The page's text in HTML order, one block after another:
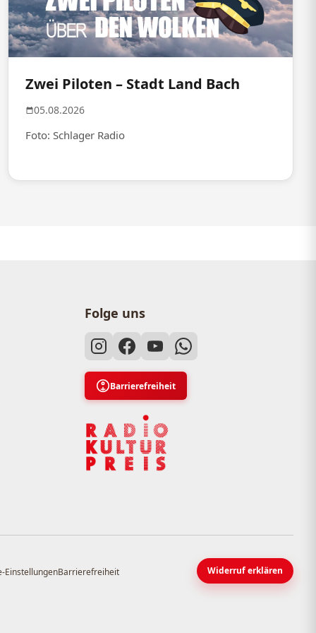
Zwei Piloten – Stadt Land Bach
05.08.2026
Foto: Schlager Radio
Folge uns
Barrierefreiheit
EinstellungenBarrierefreiheit Widerruf erklären